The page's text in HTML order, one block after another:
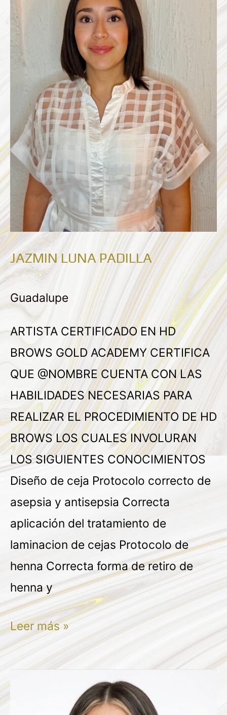
JAZMIN LUNA PADILLA
Guadalupe
ARTISTA CERTIFICADO EN HD
BROWS GOLD ACADEMY CERTIFICA
QUE @NOMBRE CUENTA CON LAS
HABILIDADES NECESARIAS PARA
REALIZAR EL PROCEDIMIENTO DE HD
BROWS LOS CUALES INVOLURAN
LOS SIGUIENTES CONOCIMIENTOS
Diseño de ceja Protocolo correcto de
asepsia y antisepsia Correcta
aplicación del tratamiento de
laminacion de cejas Protocolo de
henna Correcta forma de retiro de
henna y
PADILLA
Leer más »
DENICE
NAVARRETE